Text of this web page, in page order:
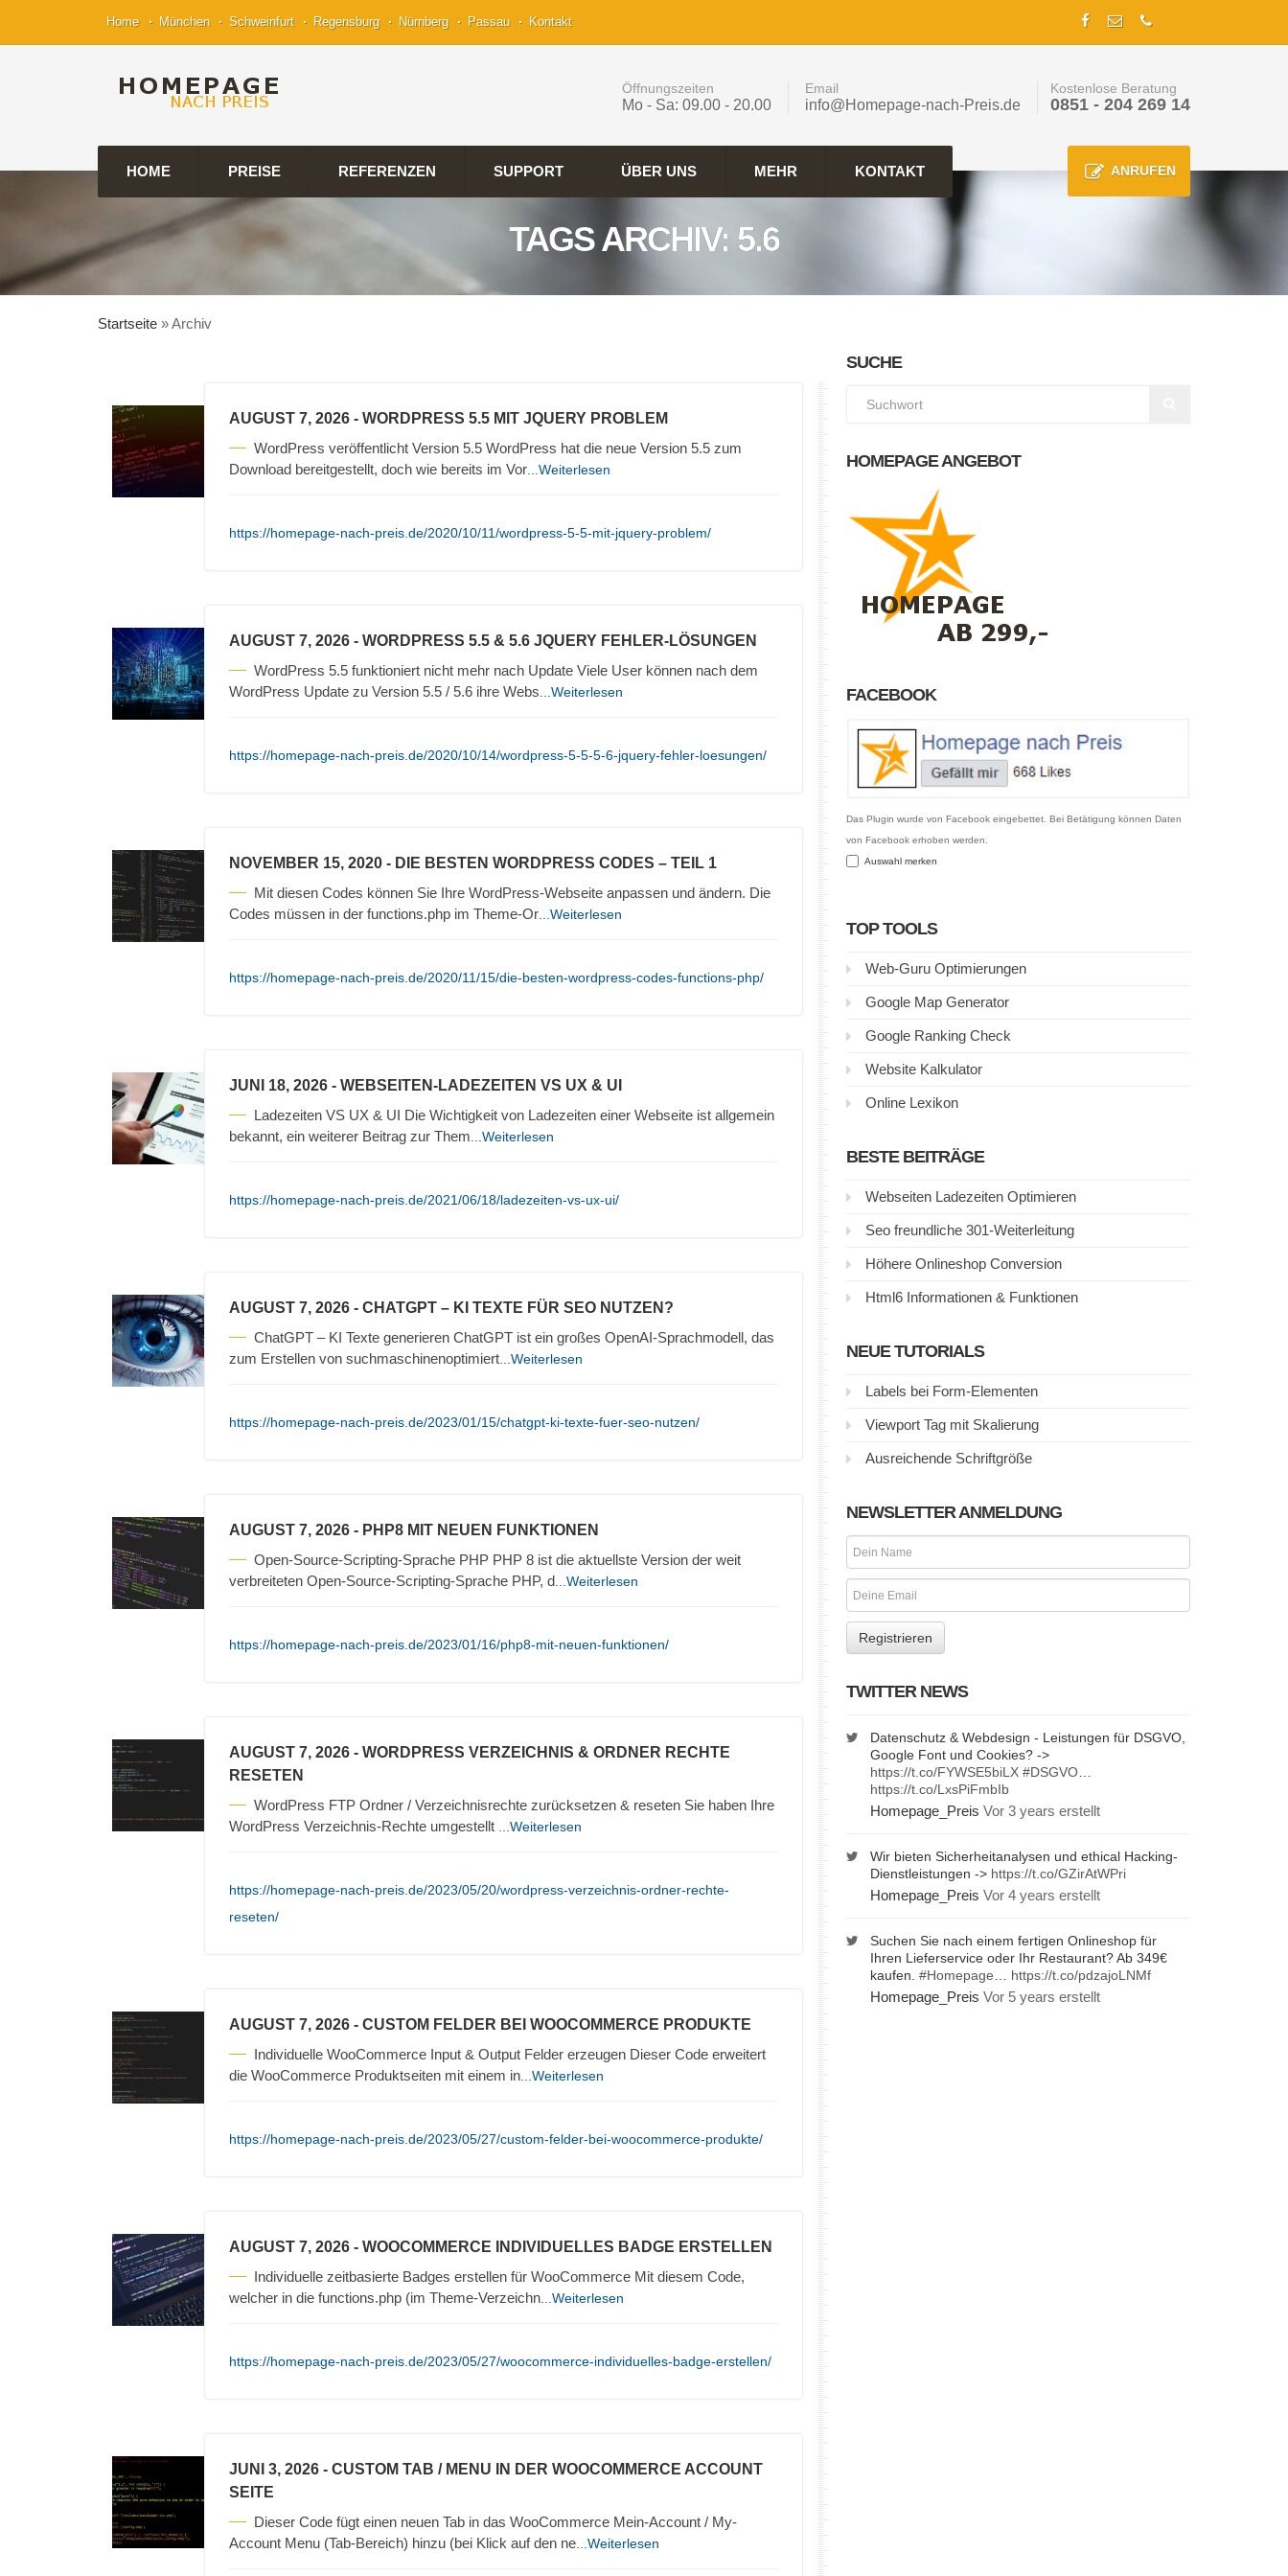
Home München Schweinfurt Regensburg Nürnberg Passau Kontakt
Öffnungszeiten
Mo - Sa: 09.00 - 20.00
Email
info@Homepage-nach-Preis.de
Kostenlose Beratung
0851 - 204 269 14
HOME PREISE REFERENZEN SUPPORT ÜBER UNS MEHR KONTAKT ANRUFEN
TAGS ARCHIV: 5.6
Startseite »Archiv
AUGUST 7, 2026 - WORDPRESS 5.5 MIT JQUERY PROBLEM
WordPress veröffentlicht Version 5.5 WordPress hat die neue Version 5.5 zum
Download bereitgestellt, doch wie bereits im Vor ...Weiterlesen
https://homepage-nach-preis.de/2020/10/11/wordpress-5-5-mit-jquery-problem/
AUGUST 7, 2026 - WORDPRESS 5.5 & 5.6 JQUERY FEHLER-LÖSUNGEN
WordPress 5.5 funktioniert nicht mehr nach Update Viele User können nach dem
WordPress Update zu Version 5.5 / 5.6 ihre Webs ...Weiterlesen
https://homepage-nach-preis.de/2020/10/14/wordpress-5-5-5-6-jquery-fehler-loesungen/
NOVEMBER 15, 2020 - DIE BESTEN WORDPRESS CODES – TEIL 1
Mit diesen Codes können Sie Ihre WordPress-Webseite anpassen und ändern. Die
Codes müssen in der functions.php im Theme-Or ...Weiterlesen
https://homepage-nach-preis.de/2020/11/15/die-besten-wordpress-codes-functions-php/
JUNI 18, 2026 - WEBSEITEN-LADEZEITEN VS UX & UI
Ladezeiten VS UX & UI Die Wichtigkeit von Ladezeiten einer Webseite ist allgemein
bekannt, ein weiterer Beitrag zur Them ...Weiterlesen
https://homepage-nach-preis.de/2021/06/18/ladezeiten-vs-ux-ui/
AUGUST 7, 2026 - CHATGPT – KI TEXTE FÜR SEO NUTZEN?
ChatGPT – KI Texte generieren ChatGPT ist ein großes OpenAI-Sprachmodell, das
zum Erstellen von suchmaschinenoptimiert ...Weiterlesen
https://homepage-nach-preis.de/2023/01/15/chatgpt-ki-texte-fuer-seo-nutzen/
AUGUST 7, 2026 - PHP8 MIT NEUEN FUNKTIONEN
Open-Source-Scripting-Sprache PHP PHP 8 ist die aktuellste Version der weit
verbreiteten Open-Source-Scripting-Sprache PHP, d ...Weiterlesen
https://homepage-nach-preis.de/2023/01/16/php8-mit-neuen-funktionen/
AUGUST 7, 2026 - WORDPRESS VERZEICHNIS & ORDNER RECHTE
RESETEN
WordPress FTP Ordner / Verzeichnisrechte zurücksetzen & reseten Sie haben Ihre
WordPress Verzeichnis-Rechte umgestellt
...Weiterlesen
https://homepage-nach-preis.de/2023/05/20/wordpress-verzeichnis-ordner-rechte-
reseten/
AUGUST 7, 2026 - CUSTOM FELDER BEI WOOCOMMERCE PRODUKTE
Individuelle WooCommerce Input & Output Felder erzeugen Dieser Code erweitert
die WooCommerce Produktseiten mit einem in ...Weiterlesen
https://homepage-nach-preis.de/2023/05/27/custom-felder-bei-woocommerce-produkte/
AUGUST 7, 2026 - WOOCOMMERCE INDIVIDUELLES BADGE ERSTELLEN
Individuelle zeitbasierte Badges erstellen für WooCommerce Mit diesem Code,
welcher in die functions.php (im Theme-Verzeichn ...Weiterlesen
https://homepage-nach-preis.de/2023/05/27/woocommerce-individuelles-badge-erstellen/
JUNI 3, 2026 - CUSTOM TAB / MENU IN DER WOOCOMMERCE ACCOUNT
SEITE
Dieser Code fügt einen neuen Tab in das WooCommerce Mein-Account / My-
Account Menu (Tab-Bereich) hinzu (bei Klick auf den ne ...Weiterlesen
SUCHE
HOMEPAGE ANGEBOT
FACEBOOK
Das Plugin wurde von Facebook eingebettet. Bei Betätigung können Daten
von Facebook erhoben werden.
Auswahl merken
TOP TOOLS
Web-Guru Optimierungen
Google Map Generator
Google Ranking Check
Website Kalkulator
Online Lexikon
BESTE BEITRÄGE
Webseiten Ladezeiten Optimieren
Seo freundliche 301-Weiterleitung
Höhere Onlineshop Conversion
Html6 Informationen & Funktionen
NEUE TUTORIALS
Labels bei Form-Elementen
Viewport Tag mit Skalierung
Ausreichende Schriftgröße
NEWSLETTER ANMELDUNG
TWITTER NEWS
Datenschutz & Webdesign - Leistungen für DSGVO,
Google Font und Cookies? ->
https://t.co/FYWSE5biLX #DSGVO…
https://t.co/LxsPiFmbIb
Homepage_Preis Vor 3 years erstellt
Wir bieten Sicherheitanalysen und ethical Hacking-
Dienstleistungen -> https://t.co/GZirAtWPri
Homepage_Preis Vor 4 years erstellt
Suchen Sie nach einem fertigen Onlineshop für
Ihren Lieferservice oder Ihr Restaurant? Ab 349€
kaufen. #Homepage https://t.co/pdzajoLNMf
Homepage_Preis Vor 5 years erstellt